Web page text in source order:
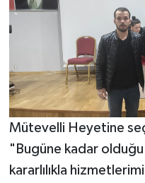
Mütevelli Heyetine
"Bugüne kadar
kararlılıkla